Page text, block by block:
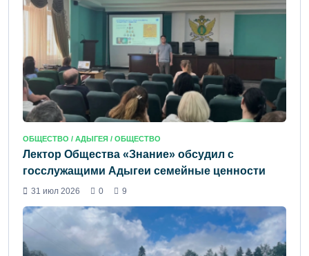
ОБЩЕСТВО / АДЫГЕЯ / ОБЩЕСТВО
Лектор Общества «Знание» обсудил с
госслужащими Адыгеи семейные ценности
31 июл 2026 0 9